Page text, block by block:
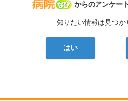
病院なび
からのアンケー
知りたい情報は見つか
はい